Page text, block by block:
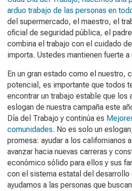
arduo trabajo de las personas en
del supermercado, el maestro, el
oficial de seguridad pública, el
combina el trabajo con el cuidado
importa. Ustedes mantienen fuerte
En un gran estado como el nuestro,
potencial, es importante que todos
encontrar un trabajo estable que los
eslogan de nuestra campaña este
Día del Trabajo y continúa es
comunidades. No es solo un
promesa: ayudar a los californianos
avanzar hacia nuevas carreras y
económico sólido para ellos y sus
con el sistema estatal del desarrollo
ayudamos a las personas que